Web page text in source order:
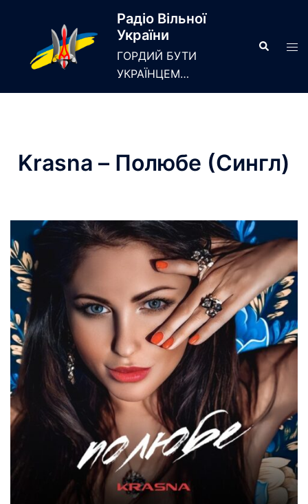
Радіо Вільної
України
ГОРДИЙ БУТИ
УКРАЇНЦЕМ…
Search
Krasna – Полюбе (Сингл)